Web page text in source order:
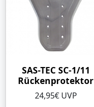
SAS-TEC SC-1/11
Rückenprotektor
24,95€ UVP